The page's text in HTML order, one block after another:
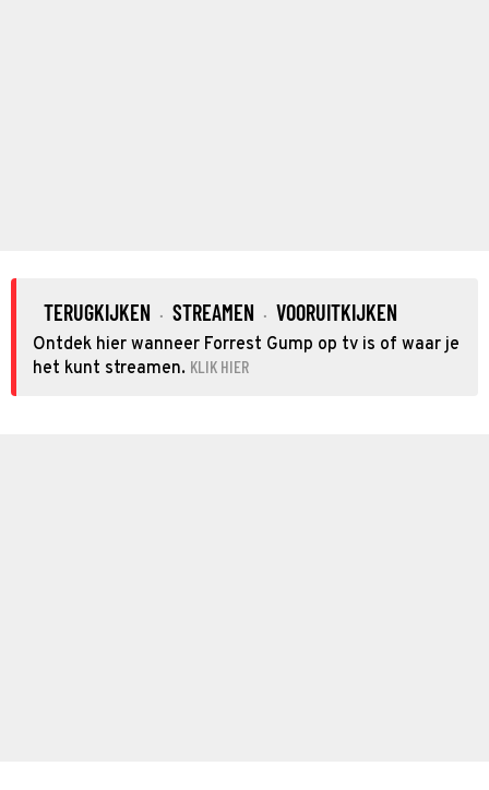
TERUGKIJKEN · STREAMEN · VOORUITKIJKEN
Ontdek hier wanneer Forrest Gump op tv is of waar je
het kunt streamen. KLIK HIER